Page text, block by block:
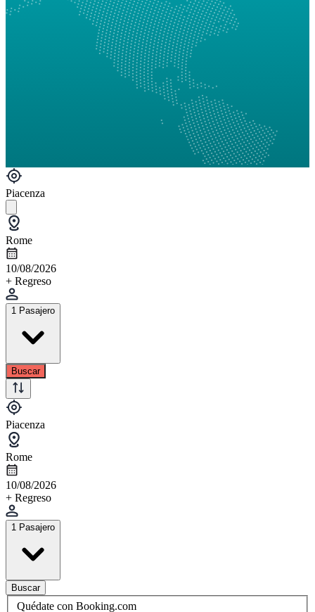
Piacenza
Rome
10/08/2026
+ Regreso
1 Pasajero
Buscar
Piacenza
Rome
10/08/2026
+ Regreso
1 Pasajero
Buscar
Quédate con Booking.com